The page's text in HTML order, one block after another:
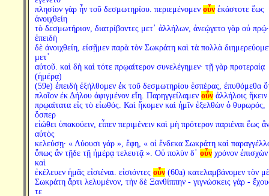
πλησίον γὰρ ἦν τοῦ δεσμωτηρίου. περιεμένομεν οὖνἑκάστοτε ἕως
ἀνοιχθείη
τὸ δεσμωτήριον, διατρίβοντες μετ᾽ ἀλλήλων, ἀνεῴγετο γὰρ οὐ πρῴ·
ἐπειδὴ
δὲ ἀνοιχθείη, εἰσῇμεν παρὰ τὸν Σωκράτη καὶ τὰ πολλὰ
μετ᾽
αὐτοῦ. καὶ δὴ καὶ τότε πρῳαίτερον συνελέγημεν· τῇ γὰρ προτεραίᾳ
(ἡμέρᾳ)
(59e) ἐπειδὴ ἐξήλθομεν ἐκ τοῦ δεσμωτηρίου ἑσπέρας, ἐπυθόμεθα
πλοῖον ἐκ Δήλου ἀφιγμένον εἴη. Παρηγγείλαμεν οὖνἀλλήλοις
πρῳαίτατα εἰς τὸ εἰωθός. Καὶ ἥκομεν καὶ ἡμῖν ἐξελθὼν ὁ θυρωρός,
ὅσπερ
εἰώθει ὑπακούειν, εἶπεν περιμένειν καὶ μὴ πρότερον παριέναι ἕως ἂν
αὐτὸς
κελεύσῃ· « Λύουσι γάρ », ἔφη, « οἱ ἕνδεκα Σωκράτη καὶ
ὅπως ἂν τῇδε τῇ ἡμέρᾳ τελευτᾷ ». Οὐ πολὺν δ᾽ οὖνχρόνον ἐπισχὼν
καὶ
ἐκέλευεν ἡμᾶς εἰσιέναι. εἰσιόντες οὖν(60a) κατελαμβάνομεν τὸν
Σωκράτη ἄρτι λελυμένον, τὴν δὲ Ξανθίππην - γιγνώσκεις γάρ -
τε